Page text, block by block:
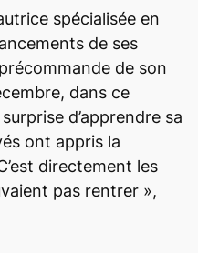
spécialisée en
de ses
de son
dans ce
d’apprendre sa
ont appris la
directement les
pas rentrer »,